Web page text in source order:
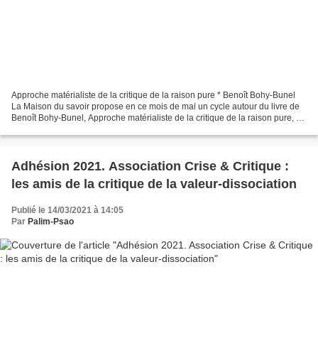
Approche matérialiste de la critique de la raison pure * Benoît Bohy-Bunel
La Maison du savoir propose en ce mois de mai un cycle autour du livre de
Benoît Bohy-Bunel, Approche matérialiste de la critique de la raison pure, à
Adhésion 2021. Association Crise & Critique :
les amis de la critique de la valeur-dissociation
Publié le 14/03/2021 à 14:05
Par Palim-Psao